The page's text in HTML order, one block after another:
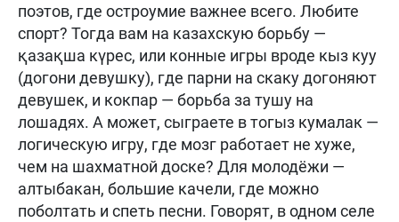
поэтов, где остроумие важнее всего. Любите
спорт? Тогда вам на казахскую борьбу —
қазақша күрес, или конные игры вроде кыз куу
(догони девушку), где парни на скаку догоняют
девушек, и кокпар — борьба за тушу на
лошадях. А может, сыграете в тогыз кумалак —
логическую игру, где мозг работает не хуже,
чем на шахматной доске? Для молодёжи —
алтыбакан, большие качели, где можно
поболтать и спеть песни. Говорят, в одном селе